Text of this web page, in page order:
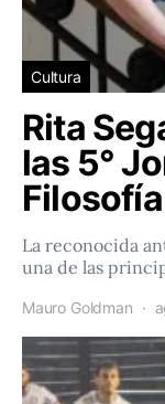
Cultura
Rita
las 5°
La reconocida
una de las
Mauro Goldman